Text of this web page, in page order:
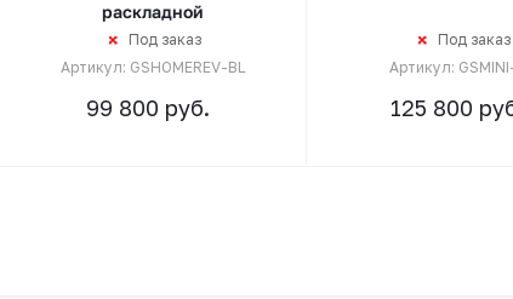
раскладной
Под заказ
Артикул: GSHOMEREV-BL
99 800 руб.
Под заказ
Артикул:
125 800